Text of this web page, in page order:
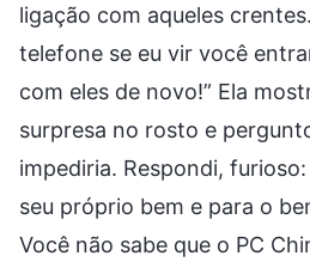
ligação com aqueles
telefone se eu vir você
com eles de novo!” Ela
surpresa no rosto e
impediria. Respondi, furioso:
seu próprio bem e para o
Você não sabe que o PC